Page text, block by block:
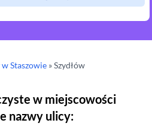
w Staszowie »Szydłów
w miejscowości
nazwy ulicy: